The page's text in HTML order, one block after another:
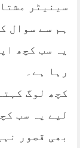
سینیٹر
ہم سے سوال
یہ سب کچھ
رہا ہے۔
کچھ لوگ
لیے یہ سب
بھی قصور